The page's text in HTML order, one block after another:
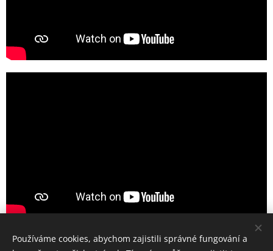
Používáme cookies, abychom zajistili správné fungování a